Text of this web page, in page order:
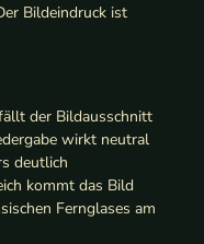
Bildeindruck ist
der Bildausschnitt
wirkt neutral
deutlich
kommt das Bild
Fernglases am